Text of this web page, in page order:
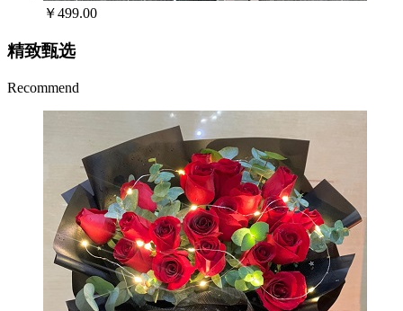
￥499.00
精致甄选
Recommend